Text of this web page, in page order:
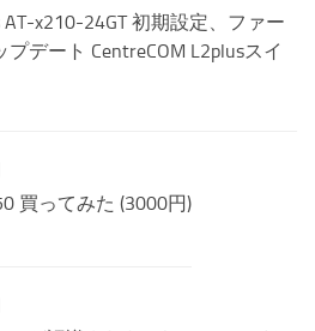
AT-x210-24GT 初期設定、ファー
プデート CentreCOM L2plusスイ
買ってみた (3000円)